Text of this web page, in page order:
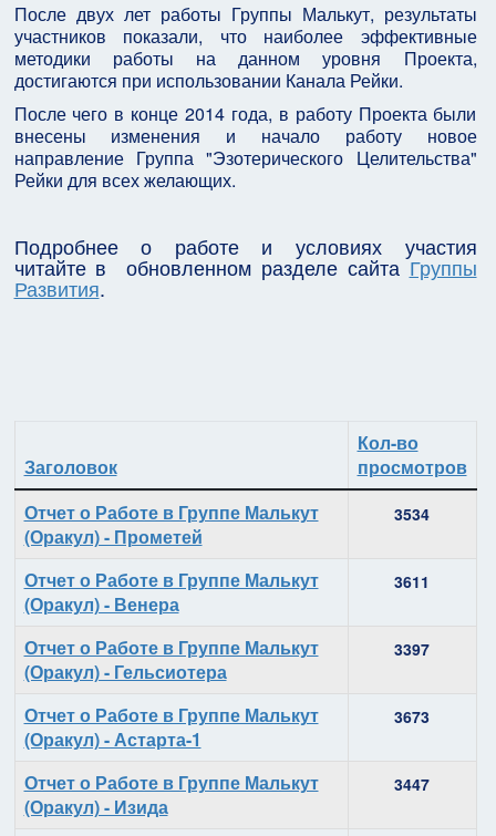
После двух лет работы Группы Малькут, результаты
участников показали, что наиболее эффективные
методики работы на данном уровня Проекта,
достигаются при использовании Канала Рейки.
После чего в конце 2014 года, в работу Проекта были
внесены изменения и начало работу новое
направление Группа "Эзотерического Целительства"
Рейки для всех желающих.
Подробнее о работе и условиях участия
читайте в обновленном разделе сайтаГруппы
Развития.
Материалы
Заголовок
Кол-во
просмотров
Отчет о Работе в Группе Малькут
(Оракул) - Прометей
3534
Отчет о Работе в Группе Малькут
(Оракул) - Венера
3611
Отчет о Работе в Группе Малькут
(Оракул) - Гельсиотера
3397
Отчет о Работе в Группе Малькут
(Оракул) - Астарта-1
3673
Отчет о Работе в Группе Малькут
(Оракул) - Изида
3447